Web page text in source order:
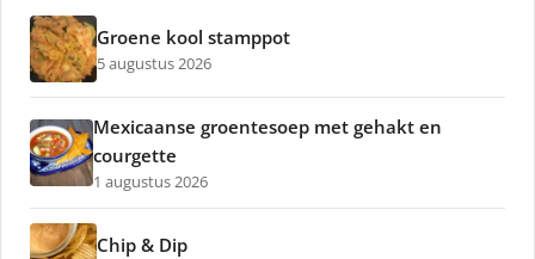
Groene kool stamppot
5 augustus 2026
Mexicaanse groentesoep met gehakt en
courgette
1 augustus 2026
Chip & Dip